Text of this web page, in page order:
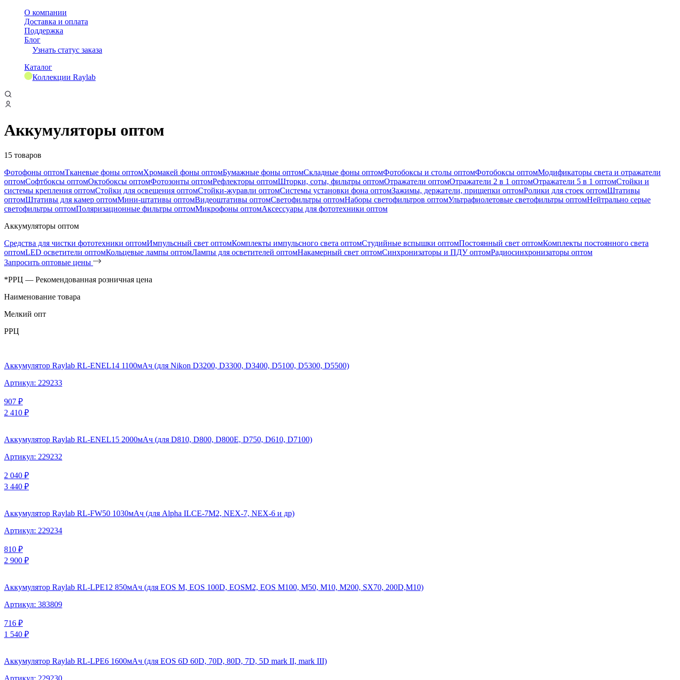
О компании
Доставка и оплата
Поддержка
Блог
Узнать статус заказа
Каталог
Коллекции Raylab
Аккумуляторы оптом
15 товаров
Фотофоны оптомТканевые фоны оптомХромакей фоны оптомБумажные фоны оптомСкладные фоны оптомФотобоксы и столы оптомФотобоксы оптомМодификаторы света и отражатели
оптомСофтбоксы оптомОктобоксы оптомФотозонты оптомРефлекторы оптомШторки, соты, фильтры оптомОтражатели оптомОтражатели 2 в 1 оптомОтражатели 5 в 1 оптомСтойки и
системы крепления оптомСтойки для освещения оптомСтойки-журавли оптомСистемы установки фона оптомЗажимы, держатели, прищепки оптомРолики для стоек оптомШтативы
оптомШтативы для камер оптомМини-штативы оптомВидеоштативы оптомСветофильтры оптомНаборы светофильтров оптомУльтрафиолетовые светофильтры оптомНейтрально серые
светофильтры оптомПоляризационные фильтры оптомМикрофоны оптомАксессуары для фототехники оптом
Аккумуляторы оптом
Средства для чистки фототехники оптомИмпульсный свет оптомКомплекты импульсного света оптомСтудийные вспышки оптомПостоянный свет оптомКомплекты постоянного света
оптомLED осветители оптомКольцевые лампы оптомЛампы для осветителей оптомНакамерный свет оптомСинхронизаторы и ПДУ оптомРадиосинхронизаторы оптом
Запросить оптовые цены
*РРЦ — Рекомендованная розничная цена
Наименование товара
Мелкий опт
РРЦ
Аккумулятор Raylab RL-ENEL14 1100мАч (для Nikon D3200, D3300, D3400, D5100, D5300, D5500)
Артикул: 229233
907 ₽
2 410 ₽
Аккумулятор Raylab RL-ENEL15 2000мАч (для D810, D800, D800E, D750, D610, D7100)
Артикул: 229232
2 040 ₽
3 440 ₽
Аккумулятор Raylab RL-FW50 1030мАч (для Alpha ILCE-7M2, NEX-7, NEX-6 и др)
Артикул: 229234
810 ₽
2 900 ₽
Аккумулятор Raylab RL-LPE12 850мАч (для EOS M, EOS 100D, EOSM2, EOS M100, M50, M10, M200, SX70, 200D,M10)
Артикул: 383809
716 ₽
1 540 ₽
Аккумулятор Raylab RL-LPE6 1600мАч (для EOS 6D 60D, 70D, 80D, 7D, 5D mark II, mark III)
Артикул: 229230